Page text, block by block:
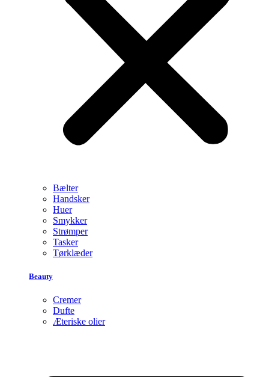
Bælter
Handsker
Huer
Smykker
Strømper
Tasker
Tørklæder
Beauty
Cremer
Dufte
Æteriske olier